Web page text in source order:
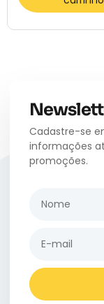
Cadastre-se
informações
promoções.